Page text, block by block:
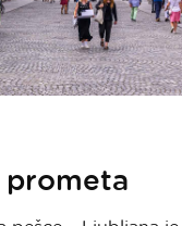
prometa